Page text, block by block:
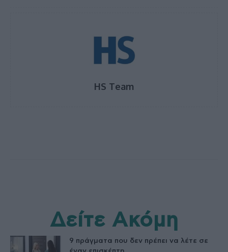
HS Team
Δείτε Ακόμη
9 πράγματα που δεν πρέπει να λέτε σε